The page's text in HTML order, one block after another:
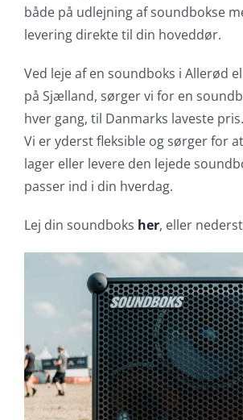
både på udlejning af soundbokse
levering direkte til din hoveddør.
Ved leje af en soundboks i Allerød
på Sjælland, sørger vi for en
hver gang, til Danmarks laveste pris.
Vi er yderst fleksible og sørger for
lager eller levere den lejede
passer ind i din hverdag.
Lej din soundboks her, eller